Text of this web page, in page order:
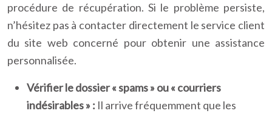
procédure de récupération. Si le problème persiste,
n’hésitez pas à contacter directement le service client
du site web concerné pour obtenir une assistance
personnalisée.
Vérifier le dossier « spams » ou « courriers
indésirables » : Il arrive fréquemment que les